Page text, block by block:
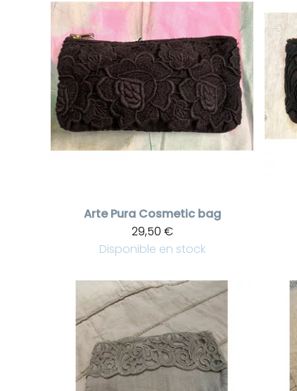
Arte Pura Cosmetic bag
29,50 €
Disponible en stock